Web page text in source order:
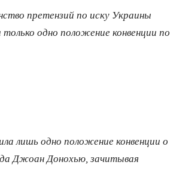
претензий по иску Украины
одно положение конвенции по
лишь одно положение конвенции о
Джоан Донохью, зачитывая